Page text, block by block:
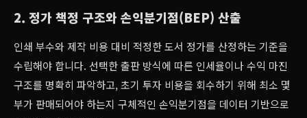
2. 정가 책정 구조와 손익분기점(BEP) 산출
인쇄 부수와 제작 비용 대비 적정한 도서 정가를 산정하는 기준을
수립해야 합니다. 선택한 출판 방식에 따른 인세율이나 수익 마진
구조를 명확히 파악하고, 초기 투자 비용을 회수하기 위해 최소 몇
부가 판매되어야 하는지 구체적인 손익분기점을 데이터 기반으로